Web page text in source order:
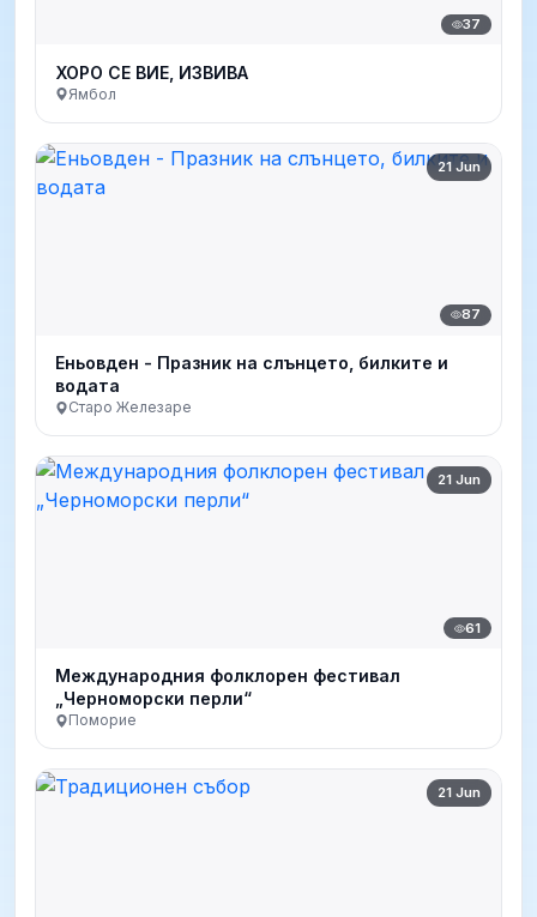
37
ХОРО СЕ ВИЕ, ИЗВИВА
Ямбол
21 Jun
87
Еньовден - Празник на слънцето, билките и
водата
Старо Железаре
21 Jun
61
Международния фолклорен фестивал
„Черноморски перли“
Поморие
21 Jun